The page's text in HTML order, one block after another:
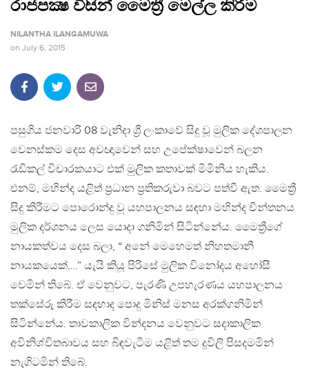
රාජපක්‍ෂ විසින් මෛත්‍රී මෙල්ල කිරීම
NILANTHA ILANGAMUWA
on July 6, 2015
පසුගිය ජනවාරි 08 වැනිදා ශ්‍රී ලංකාවේ සිදු වූ මුලික දේශපාලන
වෙනස්කම දෙස අවඥාවෙන් සහ උපේක්ෂාවෙන් බලන
රැඩිකල් විචාරකයාට එක් මුලික කතාවක් මිමිනිය හැකිය.
එනම්, මහින්ද යළිත් ප්‍රධාන ප්‍රතිකරුවා බවට පත්වී ඇත. මෛත්‍රී
සිදු කිරීමට පොරොන්දු වූ යහපාලනය සඳහා මහින්ද චින්තනය
මුලික දර්ශනය ලෙස යොදා ගනිමින් සිටින්නේය. මෛත්‍රීගේ
නායකත්වය දෙස බලා, “ අනේ මෙහෙමත් නිහතමානී
නායකයෙක්….” යැයි කියූ පිරිසේ මුලික විනෝදය අහෝසී
වෙමින් තිබේ. ඒ වෙනුවට, පැරණි උපහැරණය යහපාලනය
තක්සේරු කිරීම සඳහාද පොදු මිනිස් මනස අරක්ගනිමින්
සිටින්නේය. තාවකාලික වින්දනය වෙනුවට සදාකාලික
අවිනිශ්චිතබාවය සහ බිඳවැටීම යළිත් තම දූවිලි පිසදමමින්
නැගිටමින් තිබේ.